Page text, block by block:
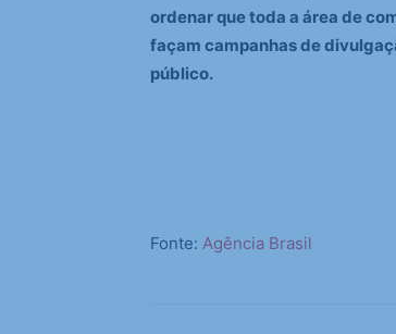
ordenar que toda a área de
façam campanhas de
público.
Fonte: Agência Brasil